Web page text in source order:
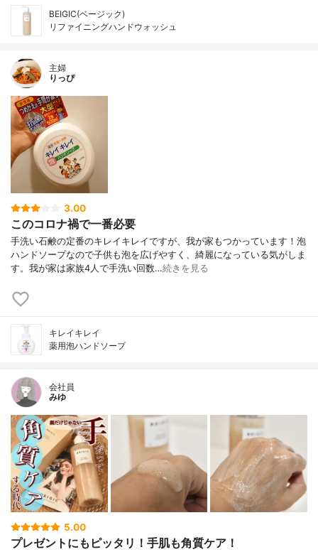
BEIGIC(ベージック)
リファイニングハンドウォッシュ
主婦
りっぴ
3.00
このコロナ禍で一番必要
手洗い石鹸の定番のキレイキレイですが、我が家もつかっています！泡
ハンドソープなので子供も泡を広げやすく、綺麗になっている気がしま
す。我が家は家族4人で手洗い回数…続きを見る
キレイキレイ
薬用泡ハンドソープ
会社員
みゆ
5.00
プレゼントにもピッタリ！手肌も角質ケア！